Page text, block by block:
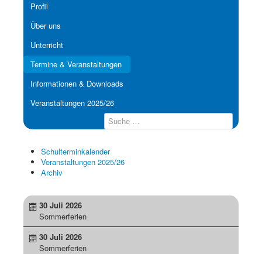
Profil
Über uns
Unterricht
Termine & Veranstaltungen
Informationen & Downloads
Veranstaltungen 2025/26
Schulterminkalender
Veranstaltungen 2025/26
Archiv
30 Juli 2026
Sommerferien
30 Juli 2026
Sommerferien